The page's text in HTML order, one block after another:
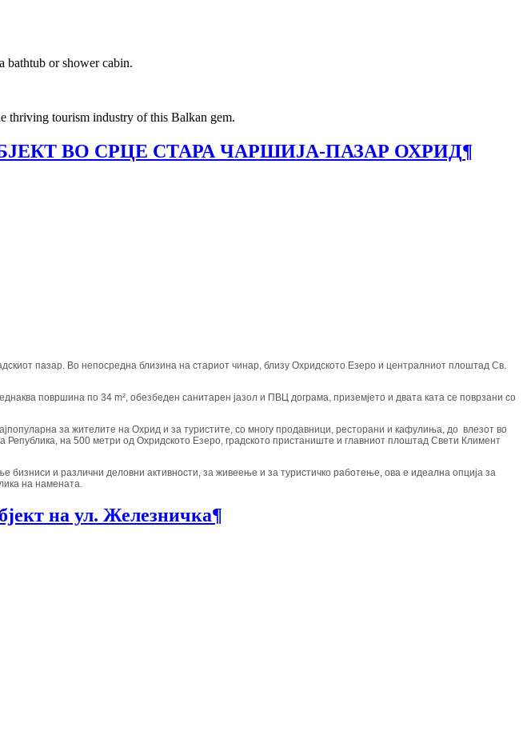
bathtub or shower cabin.
thriving tourism industry of this Balkan gem.
ВО СРЦЕ СТАРА ЧАРШИЈА-ПАЗАР ОХРИД¶
пазар. Во непосредна близина на стариот чинар, близу Охридското Езеро и централниот плоштад Св.
површина по 34 m², обезбеден санитарен јазол и ПВЦ дограма, приземјето и двата ката се поврзани со
за жителите на Охрид и за туристите, со многу продавници, ресторани и кафулиња, до влезот во
на 500 метри од Охридското Езеро, градското пристаниште и главниот плоштад Свети Климент
и различни деловни активности, за живеење и за туристичко работење, ова е идеална опција за
на намената.
на ул. Железничка¶